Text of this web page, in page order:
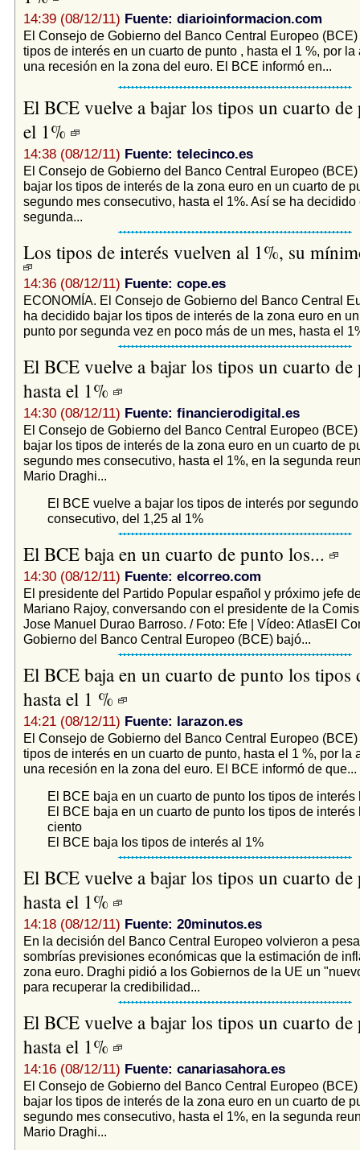
14:39 (08/12/11) Fuente: diarioinformacion.com
El Consejo de Gobierno del Banco Central Europeo
tipos de interés en un cuarto de punto , hasta el 1 %, por la
una recesión en la zona del euro. El BCE informó en...
El BCE vuelve a bajar los tipos un cuarto de
el 1%
14:38 (08/12/11) Fuente: telecinco.es
El Consejo de Gobierno del Banco Central Europeo
bajar los tipos de interés de la zona euro en un cuarto de
segundo mes consecutivo, hasta el 1%. Así se ha decidido
segunda...
Los tipos de interés vuelven al 1%, su
14:36 (08/12/11) Fuente: cope.es
ECONOMÍA. El Consejo de Gobierno del Banco Central
ha decidido bajar los tipos de interés de la zona euro en
punto por segunda vez en poco más de un mes, hasta el
El BCE vuelve a bajar los tipos un cuarto de
hasta el 1%
14:30 (08/12/11) Fuente: financierodigital.es
El Consejo de Gobierno del Banco Central Europeo
bajar los tipos de interés de la zona euro en un cuarto de
segundo mes consecutivo, hasta el 1%, en la segunda
Mario Draghi...
El BCE vuelve a bajar los tipos de interés por
consecutivo, del 1,25 al 1%
El BCE baja en un cuarto de punto los...
14:30 (08/12/11) Fuente: elcorreo.com
El presidente del Partido Popular español y próximo jefe
Mariano Rajoy, conversando con el presidente de la
Jose Manuel Durao Barroso. / Foto: Efe | Vídeo: AtlasEl
Gobierno del Banco Central Europeo (BCE) bajó...
El BCE baja en un cuarto de punto los tipos
hasta el 1 %
14:21 (08/12/11) Fuente: larazon.es
El Consejo de Gobierno del Banco Central Europeo
tipos de interés en un cuarto de punto, hasta el 1 %, por la
una recesión en la zona del euro. El BCE informó de que...
El BCE baja en un cuarto de punto los tipos de interés
El BCE baja en un cuarto de punto los tipos de interés
ciento
El BCE baja los tipos de interés al 1%
El BCE vuelve a bajar los tipos un cuarto de
hasta el 1%
14:18 (08/12/11) Fuente: 20minutos.es
En la decisión del Banco Central Europeo volvieron a
sombrías previsiones económicas que la estimación de
zona euro. Draghi pidió a los Gobiernos de la UE un
para recuperar la credibilidad...
El BCE vuelve a bajar los tipos un cuarto de
hasta el 1%
14:16 (08/12/11) Fuente: canariasahora.es
El Consejo de Gobierno del Banco Central Europeo
bajar los tipos de interés de la zona euro en un cuarto de
segundo mes consecutivo, hasta el 1%, en la segunda
Mario Draghi...